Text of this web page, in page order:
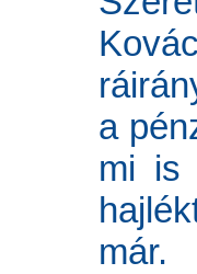
a
mi is
már.